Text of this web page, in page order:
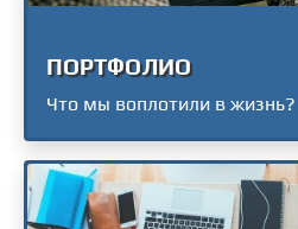
ПОРТФОЛИО
Что мы воплотили в жизнь?